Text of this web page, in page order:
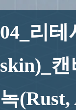
04_리테
skin)_
녹